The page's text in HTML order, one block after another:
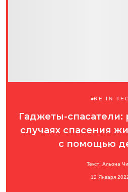
BE IN
Гаджеты-спасатели:
случаях спасения
с помощью
Текст: Альона
12 Января